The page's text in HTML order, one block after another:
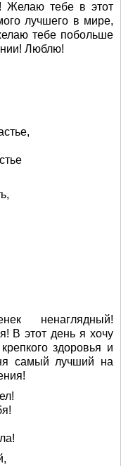
Желаю тебе в этот
лучшего в мире,
тебе побольше
Люблю!
ненаглядный!
В этот день я хочу
здоровья и
самый лучший на